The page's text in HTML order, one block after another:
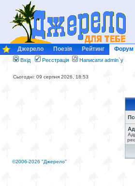
Джерело Поезія Рейтинг Форум
Вхід Реєстрація Написати admin`у
Сьогодні: 09 серпня 2026, 18:53
©2006-2026 "Джерело"